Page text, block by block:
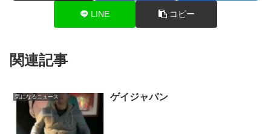
LINE コピー
関連記事
気になるニュース ゲイジャパン